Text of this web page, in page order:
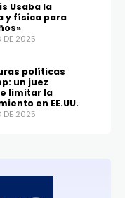
Usaba la
y física para
DE 2025
políticas
un juez
limitar la
en EE.UU.
DE 2025